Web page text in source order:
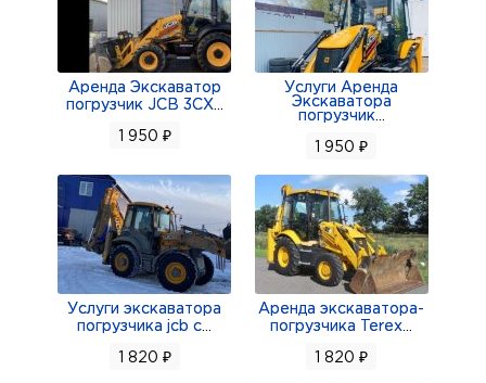
Аренда Экскаватор
погрузчик JCB 3CX
1 950 ₽
Услуги Аренда
Экскаватора
погрузчик
1 950 ₽
Услуги экскаватора
погрузчика jcb c
1 820 ₽
Аренда экскаватора-
погрузчика Terex
1 820 ₽